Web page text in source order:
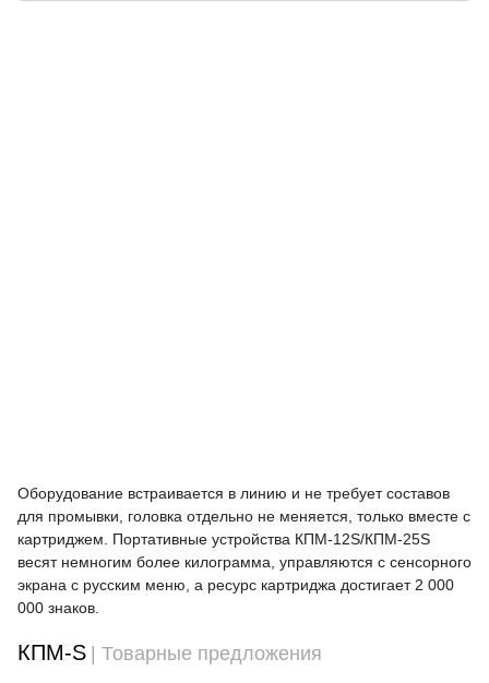
Оборудование встраивается в линию и не требует составов
для промывки, головка отдельно не меняется, только вместе с
картриджем. Портативные устройства КПМ-12S/КПМ-25S
весят немногим более килограмма, управляются с сенсорного
экрана с русским меню, а ресурс картриджа достигает 2 000
000 знаков.
КПМ-S | Товарные предложения